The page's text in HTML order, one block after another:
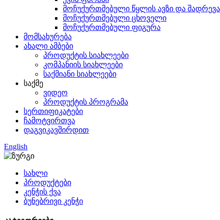
მოჩუქურთმებული წყლის ავზი და
მოჩუქურთმებული ცხოველი
მოჩუქურთმებული ფიგურა
მომსახურება
ახალი ამბები
პროდუქტის სიახლეები
კომპანიის სიახლეები
საქმიანი სიახლეები
საქმე
ვიდეო
პროდუქტის პროგრამა
სერთიფიკატები
ჩამოტვირთვა
დაგვიკავშირდით
English
სახლი
პროდუქტები
კენჭის ქვა
ბუნებრივი კენჭი